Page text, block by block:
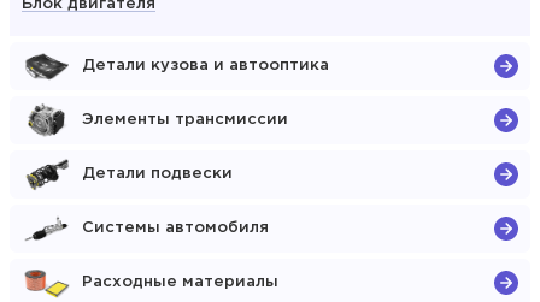
Блок двигателя
Детали кузова и автооптика
Элементы трансмиссии
Детали подвески
Системы автомобиля
Расходные материалы